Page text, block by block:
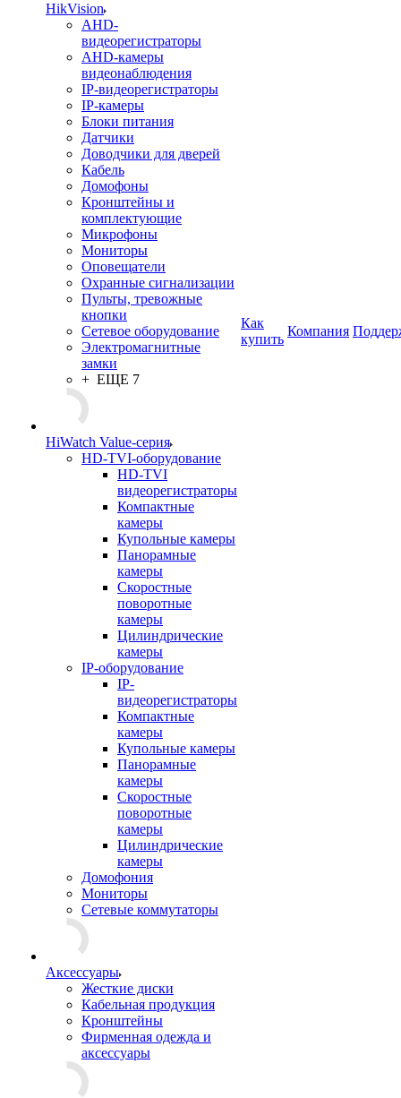
HikVision
AHD-
видеорегистраторы
AHD-камеры
видеонаблюдения
IP-видеорегистраторы
IP-камеры
Блоки питания
Датчики
Доводчики для дверей
Кабель
Домофоны
Кронштейны и
комплектующие
Микрофоны
Мониторы
Оповещатели
Охранные сигнализации
Пульты, тревожные
кнопки
Сетевое оборудование
Электромагнитные
замки
+ ЕЩЕ 7
HiWatch Value-серия
HD-TVI-оборудование
HD-TVI
видеорегистраторы
Компактные
камеры
Купольные камеры
Панорамные
камеры
Скоростные
поворотные
камеры
Цилиндрические
камеры
IP-оборудование
IP-
видеорегистраторы
Компактные
камеры
Купольные камеры
Панорамные
камеры
Скоростные
поворотные
камеры
Цилиндрические
камеры
Домофония
Мониторы
Сетевые коммутаторы
Аксессуары
Жесткие диски
Кабельная продукция
Кронштейны
Фирменная одежда и
аксессуары
Как
купить
Компания